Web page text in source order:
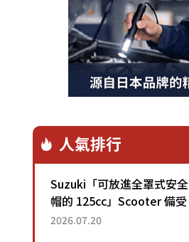
人氣排行
Suzuki「可放進全罩式安全
帽的 125cc」Scooter 備受
矚目！採用全新流線設計與
2026.07.20